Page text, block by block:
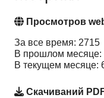
Просмотров
За все время: 2715
В прошлом месяце:
В текущем месяце:
Скачиваний